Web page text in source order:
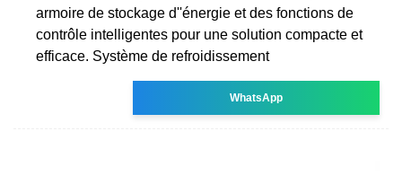
armoire de stockage d''énergie et des fonctions de
contrôle intelligentes pour une solution compacte et
efficace. Système de refroidissement
WhatsApp